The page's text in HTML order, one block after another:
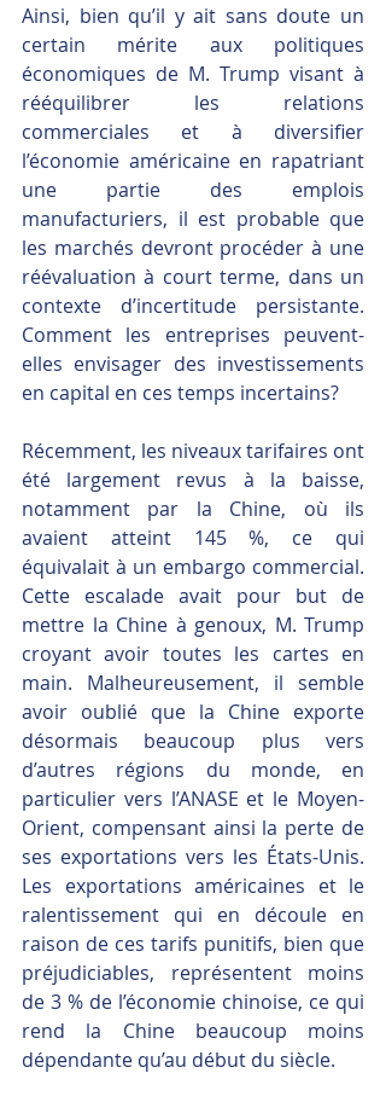
Ainsi, bien qu’il y ait sans doute un
certain mérite aux politiques
économiques de M. Trump visant à
rééquilibrer les relations
commerciales et à diversifier
l’économie américaine en rapatriant
une partie des emplois
manufacturiers, il est probable que
les marchés devront procéder à une
réévaluation à court terme, dans un
contexte d’incertitude persistante.
Comment les entreprises peuvent-
elles envisager des investissements
en capital en ces temps incertains?
Récemment, les niveaux tarifaires ont
été largement revus à la baisse,
notamment par la Chine, où ils
avaient atteint 145 %, ce qui
équivalait à un embargo commercial.
Cette escalade avait pour but de
mettre la Chine à genoux, M. Trump
croyant avoir toutes les cartes en
main. Malheureusement, il semble
avoir oublié que la Chine exporte
désormais beaucoup plus vers
d’autres régions du monde, en
particulier vers l’ANASE et le Moyen-
Orient, compensant ainsi la perte de
ses exportations vers les États-Unis.
Les exportations américaines et le
ralentissement qui en découle en
raison de ces tarifs punitifs, bien que
préjudiciables, représentent moins
de 3 % de l’économie chinoise, ce qui
rend la Chine beaucoup moins
dépendante qu’au début du siècle.